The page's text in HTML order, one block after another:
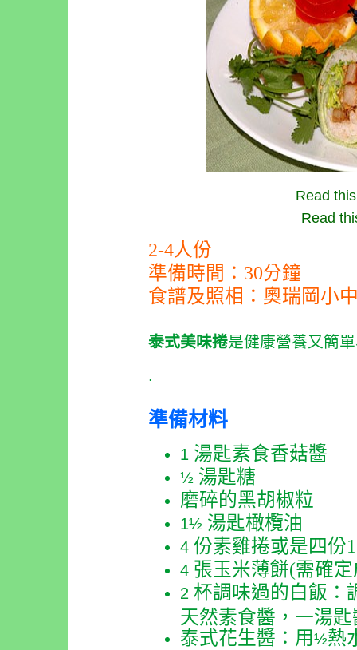
Read
Read
2-4人份
準備時間： 30分鐘
食譜及照相：奧瑞岡小
泰式美味捲是健康營養又簡
.
準備材料
1 湯匙素食香菇醬
½ 湯匙糖
磨碎的黑胡椒粒
1½ 湯匙橄欖油
4 份素雞捲或是四份
4 張玉米薄餅(需確
2 杯調味過的白飯：
天然素食醬，一湯
泰式花生醬：用½熱